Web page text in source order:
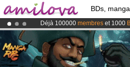
BDs,
Déjà 100000 membres et 1000
LeKickstarter Amilova est
Abonnement premium: à partir de